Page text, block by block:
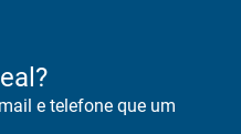
e telefone que um